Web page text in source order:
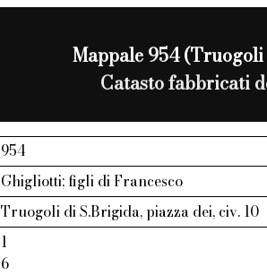
Mappale 954
Catasto fabbricati
954
Ghigliotti; figli di Francesco
Truogoli di S.Brigida, piazza dei, civ. 10
1
6